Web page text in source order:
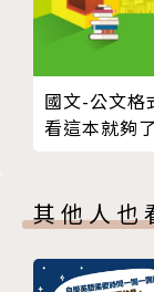
UNIT16
UNIT17 In a
UNIT18
UNIT19 The
Section 5 人生
UNIT21
UNIT22
UNIT23
國文-公文
看這本就夠了
其他人也